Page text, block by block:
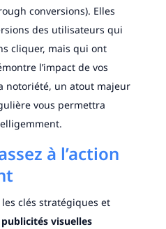
conversions). Elles
des utilisateurs qui
cliquer, mais qui ont
l’impact de vos
notoriété, un atout majeur
vous permettra
à l’action
clés stratégiques et
visuelles